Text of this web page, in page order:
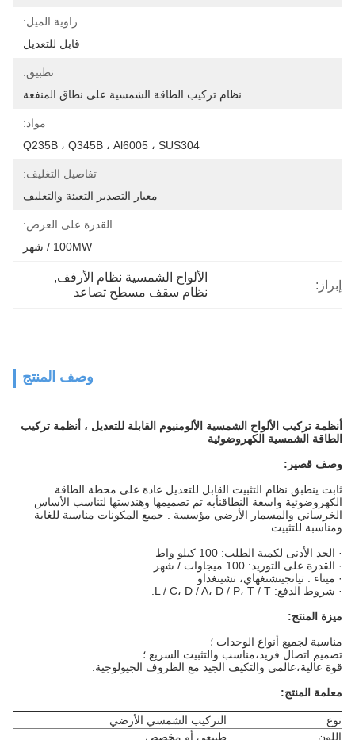
زاوية الميل:
قابل للتعديل
تطبيق:
نظام تركيب الطاقة الشمسية على نطاق المنفعة
مواد:
Q235B ، Q345B ، Al6005 ، SUS304
تفاصيل التغليف:
معيار التصدير التعبئة والتغليف
القدرة على العرض:
100MW / شهر
إبراز:
الألواح الشمسية نظام الأرفف,
نظام سقف مسطح تصاعد
وصف المنتج
أنظمة تركيب الألواح الشمسية الألومنيوم القابلة للتعديل ، أنظمة تركيب
الطاقة الشمسية الكهروضوئية
وصف قصير:
ثابت ينطبق نظام التثبيت القابل للتعديل عادة على محطة الطاقة
الكهروضوئية واسعة النطاقنأبه تم تصميمها وهندستها لتناسب الأساس
الخرساني والمسمار الأرضي مؤسسة .
جميع المكونات مناسبة للغاية
ومناسبة للتثبيت.
· الحد الأدنى لكمية الطلب: 100 كيلو واط
· القدرة على التوريد: 100 ميجاوات / شهر
· ميناء : تيانجينشنغهاي، تشينغداو
· شروط الدفع: L / C، D / A، D / P، T / T.
ميزة المنتج:
مناسبة لجميع أنواع الوحدات ؛
تصميم اتصال فريد،مناسب والتثبيت السريع ؛
قوة عالية،عالمي والتكيف الجيد مع الظروف الجيولوجية.
معلمة المنتج:
نوع
التركيب الشمسي الأرضي
اللون
طبيعي أو مخصص